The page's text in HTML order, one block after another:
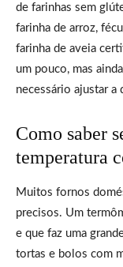
de farinhas sem
farinha de arroz,
farinha de aveia
um pouco, mas
necessário ajustar a
Como saber
temperatura
Muitos fornos
precisos. Um
e que faz uma
tortas e bolos com